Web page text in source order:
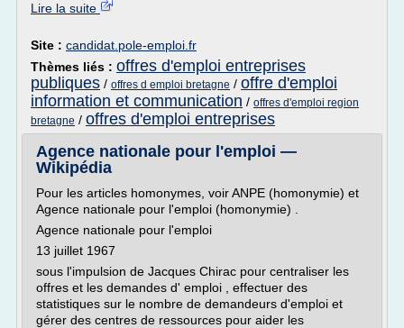
Lire la suite
Site : candidat.pole-emploi.fr
Thèmes liés : offres d'emploi entreprises
publiques / offres d emploi bretagne / offre d'emploi
information et communication / offres d'emploi region
bretagne / offres d'emploi entreprises
Agence nationale pour l'emploi —
Wikipédia
Pour les articles homonymes, voir ANPE (homonymie) et
Agence nationale pour l'emploi (homonymie) .
Agence nationale pour l'emploi
13 juillet 1967
sous l'impulsion de Jacques Chirac pour centraliser les
offres et les demandes d' emploi , effectuer des
statistiques sur le nombre de demandeurs d'emploi et
gérer des centres de ressources pour aider les